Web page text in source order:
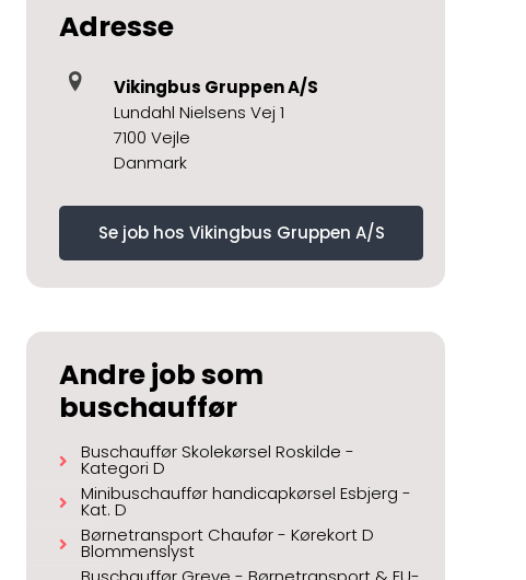
Adresse
Vikingbus Gruppen A/S
Lundahl Nielsens Vej 1
7100 Vejle
Danmark
Se job hos Vikingbus Gruppen A/S
Andre job som
buschauffør
Buschauffør Skolekørsel Roskilde -
Kategori D
Minibuschauffør handicapkørsel Esbjerg -
Kat. D
Børnetransport Chaufør - Kørekort D
Blommenslyst